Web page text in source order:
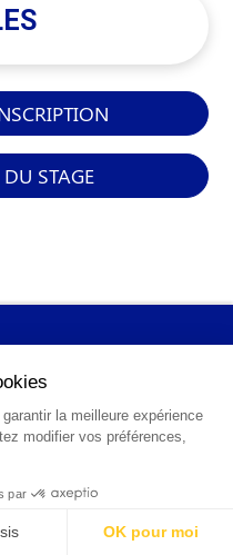
STAGE
0 820 25 02 38
info@points12.fr